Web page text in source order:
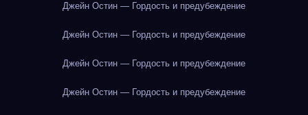
Джейн Остин — Гордость и предубеждение
Джейн Остин — Гордость и предубеждение
Джейн Остин — Гордость и предубеждение
Джейн Остин — Гордость и предубеждение